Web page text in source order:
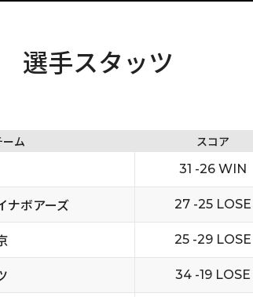
選手スタッツ
ム スコア
31 -26 WIN
ナボアーズ 27 -25 LOSE
25 -29 LOSE
34 -19 LOSE